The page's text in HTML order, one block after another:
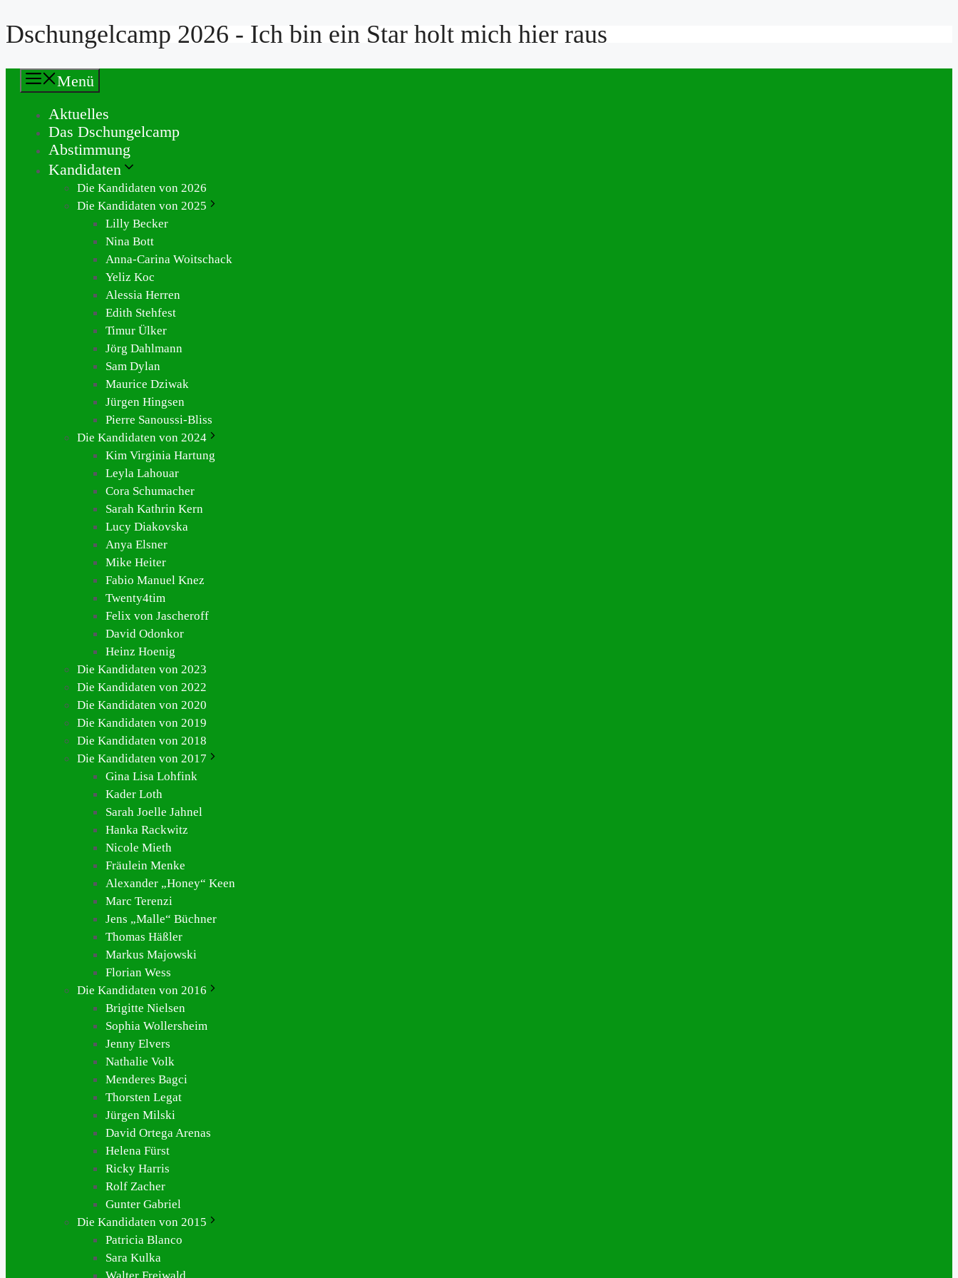
Zum
springen
Dschungelcamp 2026 - Ich bin ein Star holt mich hier raus
Menü
Aktuelles
Das Dschungelcamp
Abstimmung
Kandidaten
Die Kandidaten von 2026
Die Kandidaten von 2025
Lilly Becker
Nina Bott
Anna-Carina Woitschack
Yeliz Koc
Alessia Herren
Edith Stehfest
Timur Ülker
Jörg Dahlmann
Sam Dylan
Maurice Dziwak
Jürgen Hingsen
Pierre Sanoussi-Bliss
Die Kandidaten von 2024
Kim Virginia Hartung
Leyla Lahouar
Cora Schumacher
Sarah Kathrin Kern
Lucy Diakovska
Anya Elsner
Mike Heiter
Fabio Manuel Knez
Twenty4tim
Felix von Jascheroff
David Odonkor
Heinz Hoenig
Die Kandidaten von 2023
Die Kandidaten von 2022
Die Kandidaten von 2020
Die Kandidaten von 2019
Die Kandidaten von 2018
Die Kandidaten von 2017
Gina Lisa Lohfink
Kader Loth
Sarah Joelle Jahnel
Hanka Rackwitz
Nicole Mieth
Fräulein Menke
Alexander „Honey“ Keen
Marc Terenzi
Jens „Malle“ Büchner
Thomas Häßler
Markus Majowski
Florian Wess
Die Kandidaten von 2016
Brigitte Nielsen
Sophia Wollersheim
Jenny Elvers
Nathalie Volk
Menderes Bagci
Thorsten Legat
Jürgen Milski
David Ortega Arenas
Helena Fürst
Ricky Harris
Rolf Zacher
Gunter Gabriel
Die Kandidaten von 2015
Patricia Blanco
Sara Kulka